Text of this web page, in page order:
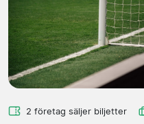
2 företag säljer biljetter